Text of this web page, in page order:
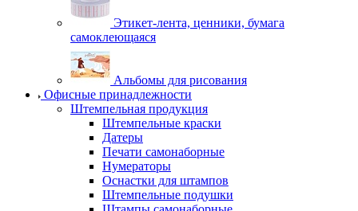
Этикет-лента, ценники, бумага
самоклеющаяся
Альбомы для рисования
Офисные принадлежности
Штемпельная продукция
Штемпельные краски
Датеры
Печати самонаборные
Нумераторы
Оснастки для штампов
Штемпельные подушки